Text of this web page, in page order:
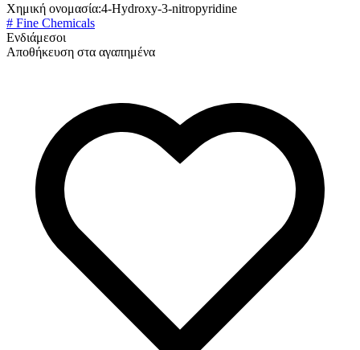
Χημική ονομασία:4-Hydroxy-3-nitropyridine
# Fine Chemicals
Ενδιάμεσοι
Αποθήκευση στα αγαπημένα